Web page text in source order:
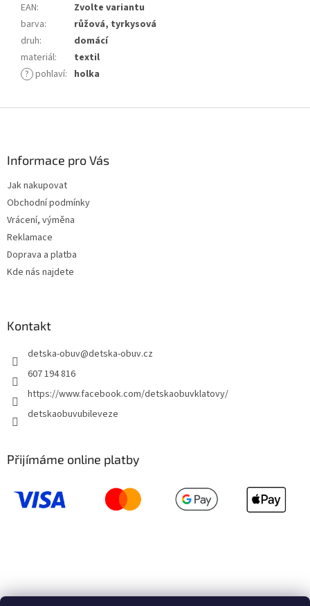
EAN:
Zvolte variantu
barva:
růžová, tyrkysová
druh:
domácí
materiál:
textil
? pohlaví: holka
Informace pro Vás
Jak nakupovat
Obchodní podmínky
Vrácení, výměna
Reklamace
Doprava a platba
Kde nás najdete
Kontakt
detska-obuv@detska-obuv.cz
607 194 816
https://www.facebook.com/detskaobuvklatovy/
detskaobuvubileveze
Přijímáme online platby